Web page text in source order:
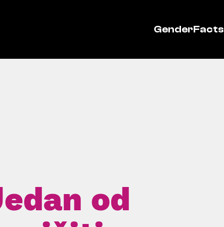
GenderFacts
od